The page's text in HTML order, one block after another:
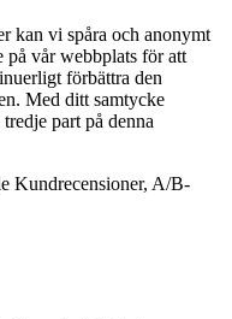
kan vi spåra och anonymt
på vår webbplats för att
förbättra den
Med ditt samtycke
part på denna
Kundrecensioner, A/B-